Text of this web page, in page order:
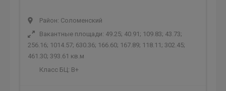
Район: Соломенский
Вакантные площади: 49.25; 40.91; 109.83; 43.73;
256.16; 1014.57; 630.36; 166.60; 167.89; 118.11; 302.45;
461.30; 393.61 кв.м
Класс БЦ: B+